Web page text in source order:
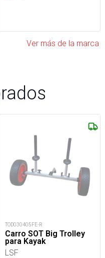
Ver más de la marca
TOD030405FE-R
Carro SOT Big Trolley
para Kayak
LSF